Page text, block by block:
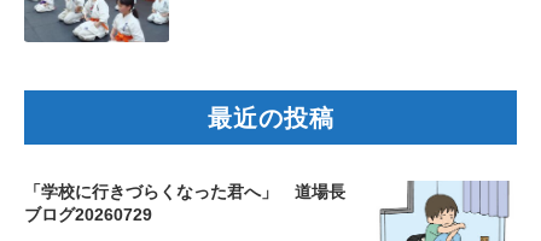
最近の投稿
「学校に行きづらくなった君へ」 道場長
ブログ20260729